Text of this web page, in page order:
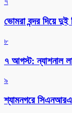
ভোমরা বন্দর দিয়ে
৮
৭ আগস্ট: ন্যাশনাল
৯
শ্যামনগরে